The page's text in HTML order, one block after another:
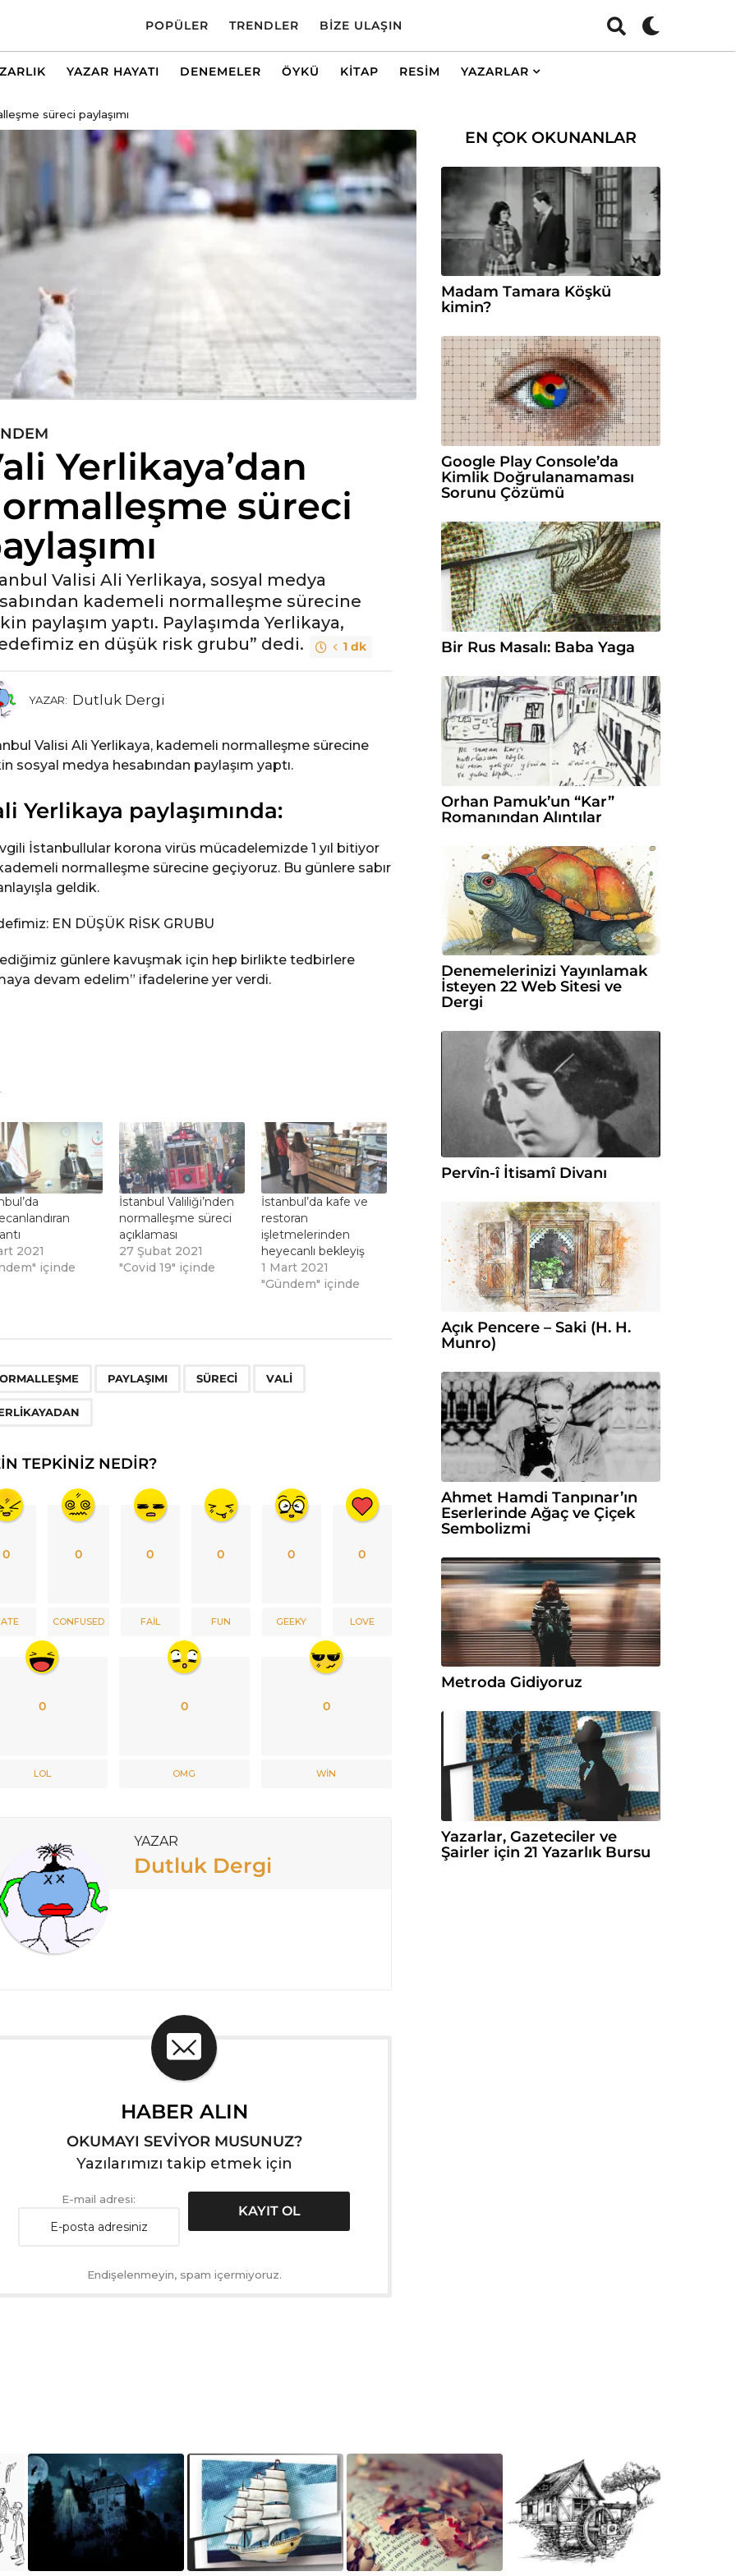
POPÜLER TRENDLER BIZE ULAŞIN
YAZAR HAYATI DENEMELER ÖYKÜ KITAP RESIM YAZARLAR
süreci paylaşımı
Yerlikaya’dan
süreci
Valisi Ali Yerlikaya, sosyal medya
kademeli normalleşme sürecine
paylaşım yaptı. Paylaşımda Yerlikaya,
en düşük risk grubu” dedi.
1 dk
YAZAR: Dutluk Dergi
Valisi Ali Yerlikaya, kademeli normalleşme sürecine
sosyal medya hesabından paylaşım yaptı.
Yerlikaya paylaşımında:
İstanbullular korona virüs mücadelemizde 1 yıl bitiyor
normalleşme sürecine geçiyoruz. Bu günlere sabır
geldik.
EN DÜŞÜK RİSK GRUBU
günlere kavuşmak için hep birlikte tedbirlere
devam edelim” ifadelerine yer verdi.
2021
içinde
İstanbul Valiliği’nden
normalleşme süreci
açıklaması
27 Şubat 2021
"Covid 19" içinde
İstanbul’da kafe ve
restoran
işletmelerinden
heyecanlı bekleyiş
1 Mart 2021
"Gündem" içinde
PAYLAŞIMI SÜRECI VALI
TEPKINIZ NEDIR?
0 0
CONFUSED
0
FAIL
0
FUN
0
GEEKY
0
LOVE
0
LOL
0
OMG
0
WIN
YAZAR
Dutluk Dergi
HABER ALIN
OKUMAYI SEVİYOR MUSUNUZ?
Yazılarımızı takip etmek için
E-mail adresi:
Endişelenmeyin, spam içermiyoruz.
EN ÇOK OKUNANLAR
Madam Tamara Köşkü
kimin?
Google Play Console’da
Kimlik Doğrulanamaması
Sorunu Çözümü
Bir Rus Masalı: Baba Yaga
Orhan Pamuk’un “Kar”
Romanından Alıntılar
Denemelerinizi Yayınlamak
İsteyen 22 Web Sitesi ve
Dergi
Pervîn-î İtisamî Divanı
Açık Pencere – Saki (H. H.
Munro)
Ahmet Hamdi Tanpınar’ın
Eserlerinde Ağaç ve Çiçek
Sembolizmi
Metroda Gidiyoruz
Yazarlar, Gazeteciler ve
Şairler için 21 Yazarlık Bursu